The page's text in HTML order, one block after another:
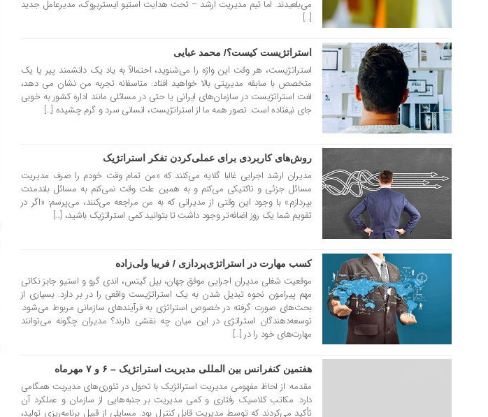
می‌بلعیدند. اما تیم مدیریت ارشد – تحت هدایت استیو ایستر‌بروک، مدیرعامل جدید
[…]
۱۶ مهر ۱۳۹۷ استراتژیست کیست؟‬/ محمد عبایی
استراتژیست، هر وقت این واژه را می‌شنوید، احتمالاً به یاد یک دانشمند پیر یا یک
متخصص با سابقه مدیریتی بالا خواهید افتاد. متاسفانه تجربه من نشان می دهد،
لغت استراتژیست در سازمان‌های ایرانی یا حتی در مسائلی مانند اداره کشور به خوبی
جای نیفتاده است. تصور همه ما از استراتژیست، انسانی سرد و گرم چشیده […]
روش‌های کاربردی برای عملی‌کردن تفکر استراتژیک
مدیران ارشد اجرایی غالبا گلایه می‌کنند که «من تمام وقت خودم را صرف مدیریت
مسائل جزئی و تاکتیکی می‌کنم و به همین علت وقت نمی‌کنم به مسائل بلندمدت
بپردازم.» با وجود این وقتی از مدیرانی که به من مراجعه می‌کنند، می‌پرسم: «اگر در
تقویم شما یک روز اضافه‌تر وجود داشت تا بتوانید کمی استراتژیک باشید، […]
کسب مهارت در استراتژی‌پردازی / فریبا ولی‌زاده
موقعیت شغلی مدیران اجرایی موفق جهان، بیل گیتس، اندی گرو و استیو جابز نکاتی
مهم پیرامون نحوه تبدیل شدن به یک استراتژیست واقعی را در بر دارد. بسیاری از
بحث‌های صورت گرفته در خصوص استراتژی به فرآیندهای سازمانی مربوط می‌شود.
توسعه‌دهندگان استراتژی در این میان چه نقشی دارند؟ مدیران چگونه می‌توانند
مهارت‌های خود را در […]
هفتمین کنفرانس بین المللی مدیریت استراتژیک – ۶ و ۷ مهرماه
مقدمه: از لحاظ مفهومی مدیریت استراتژیک با تحول در تئوری‌های مدیریت همگامی
دارد. مکاتب کلاسیک رفتاری و کمی مدیریت بر جنبه‌هایی از سازمان و عملکرد آن
تأکید می‌کردند که توسط مدیریت قابل کنترل بود. مسایلی از قبیل برنامه‌ریزی تولید،